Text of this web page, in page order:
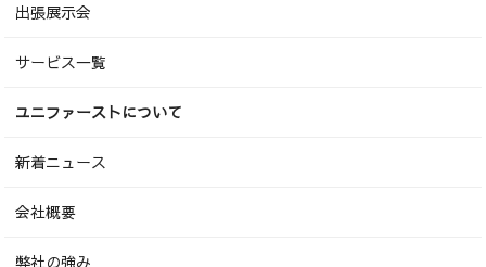
出張展示会
サービス一覧
ユニファーストについて
新着ニュース
会社概要
弊社の強み